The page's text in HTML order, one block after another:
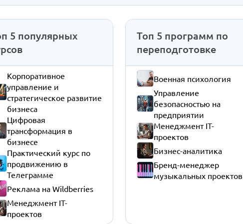
5 популярных
Корпоративное
управление и
стратегическое развитие
бизнеса
Цифровая
трансформация в
бизнесе
Практический курс по
продвижению в
Телеграмме
Реклама на Wildberries
Менеджмент IT-
проектов
Топ 5 программ по
переподготовке
Военная психология
Управление
безопасностью на
предприятии
Менеджмент IT-
проектов
Бизнес-аналитика
Бренд-менеджер
музыкальных проектов